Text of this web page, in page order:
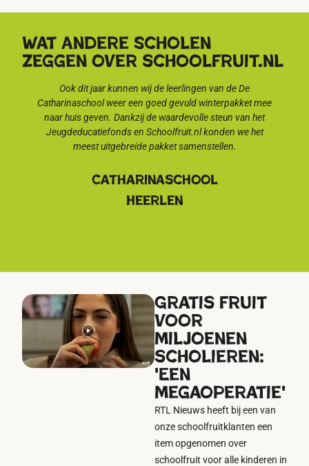
Wat Andere Scholen
zeggen over schoolfruit.nl
Ook dit jaar kunnen wij de leerlingen van de De
Catharinaschool weer een goed gevuld winterpakket mee
naar huis geven. Dankzij de waardevolle steun van het
Jeugdeducatiefonds en Schoolfruit.nl konden we het
meest uitgebreide pakket samenstellen.
Catharinaschool
Heerlen
Gratis fruit
voor
miljoenen
scholieren:
'Een
megaoperatie'
RTL Nieuws heeft bij een van
onze schoolfruitklanten een
item opgenomen over
schoolfruit voor alle kinderen in